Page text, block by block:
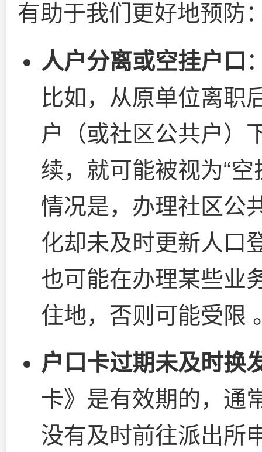
有助于我们更好地预防
人户分离或空挂户口
比如，从原单位离职
户（或社区公共户）
续，就可能被视为“
情况是，办理社区公
化却未及时更新人口
也可能在办理某些业
住地，否则可能受限
户口卡过期未及时换
卡》是有效期的，通
没有及时前往派出所